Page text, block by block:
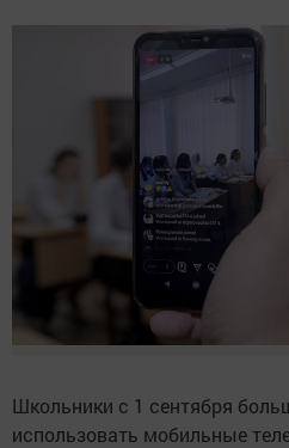
Школьники с 1 сентября
использовать мобильные